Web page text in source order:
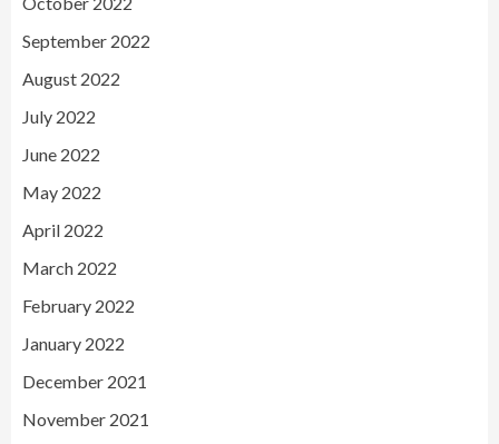
September 2022
August 2022
July 2022
June 2022
May 2022
April 2022
March 2022
February 2022
January 2022
December 2021
November 2021